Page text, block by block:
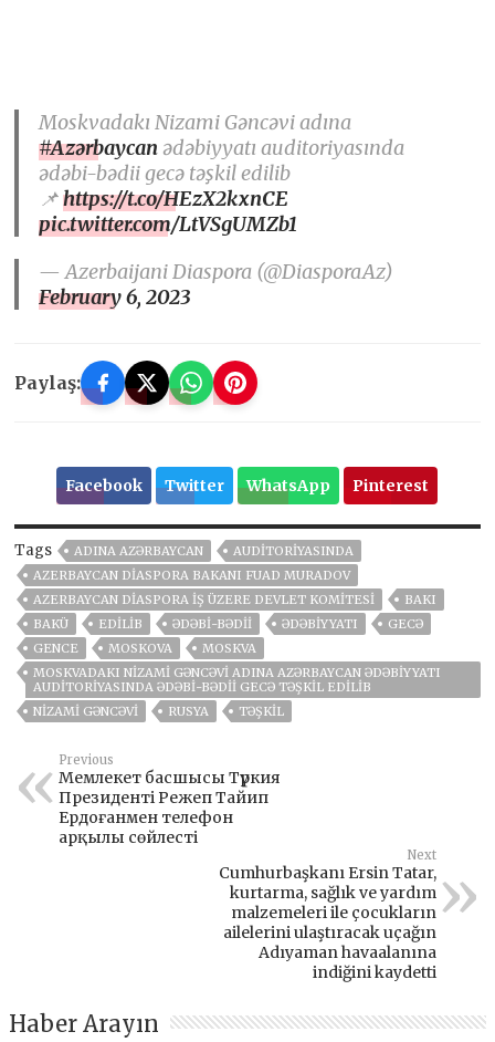
Moskvadakı Nizami Gəncəvi adına
#Azərbaycan ədəbiyyatı auditoriyasında
ədəbi-bədii gecə təşkil edilib
📌https://t.co/HEzX2kxnCE
pic.twitter.com/LtVSgUMZb1
— Azerbaijani Diaspora (@DiasporaAz)
February 6, 2023
Paylaş:
Facebook Twitter WhatsApp Pinterest
Tags ADINA AZƏRBAYCAN
AUDITORIYASINDA
AZERBAYCAN DIASPORA BAKANI FUAD MURADOV
AZERBAYCAN DIASPORA İŞ ÜZERE DEVLET KOMITESI
BAKI
BAKÜ
EDILIB ƏDƏBI-BƏDII ƏDƏBIYYATI
GECƏ
GENCE
MOSKOVA
MOSKVA
MOSKVADAKI NIZAMI GƏNCƏVI ADINA AZƏRBAYCAN ƏDƏBIYYATI
AUDITORIYASINDA ƏDƏBI-BƏDII GECƏ TƏŞKIL EDILIB
NIZAMI GƏNCƏVI
RUSYA TƏŞKIL
Previous
Мемлекет басшысы Түркия
Президенті Режеп Тайип
Ердоғанмен телефон
арқылы сөйлесті
Next
Cumhurbaşkanı Ersin Tatar,
kurtarma, sağlık ve yardım
malzemeleri ile çocukların
ailelerini ulaştıracak uçağın
Adıyaman havaalanına
indiğini kaydetti
Haber Arayın